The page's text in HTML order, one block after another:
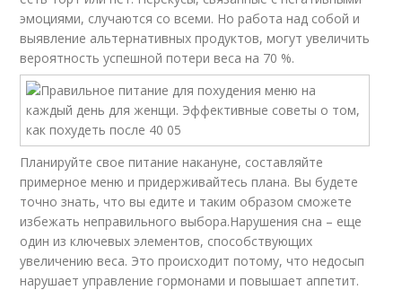
эмоциями, случаются со всеми. Но работа над собой и
выявление альтернативных продуктов, могут увеличить
вероятность успешной потери веса на 70 %.
Планируйте свое питание накануне, составляйте
примерное меню и придерживайтесь плана. Вы будете
точно знать, что вы едите и таким образом сможете
избежать неправильного выбора.Нарушения сна – еще
один из ключевых элементов, способствующих
увеличению веса. Это происходит потому, что недосып
нарушает управление гормонами и повышает аппетит.